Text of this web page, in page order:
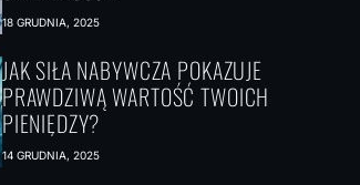
18 GRUDNIA, 2025
JAK SIŁA NABYWCZA POKAZUJE
PRAWDZIWĄ WARTOŚĆ TWOICH
PIENIĘDZY?
14 GRUDNIA, 2025